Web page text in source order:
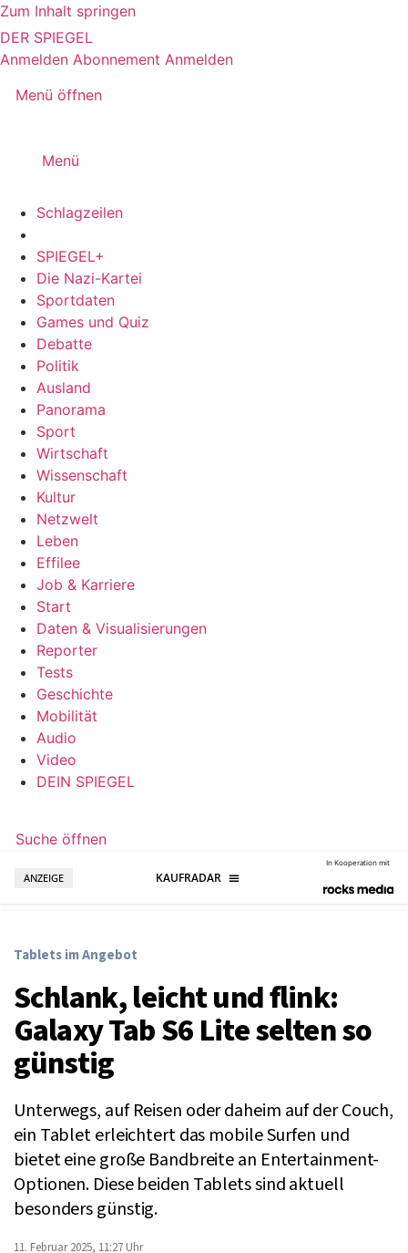
Zum Inhalt springen
DER SPIEGEL
Anmelden Abonnement Anmelden
Menü öffnen
Menü
Schlagzeilen
SPIEGEL+
Die Nazi-Kartei
Sportdaten
Games und Quiz
Debatte
Politik
Ausland
Panorama
Sport
Wirtschaft
Wissenschaft
Kultur
Netzwelt
Leben
Effilee
Job & Karriere
Start
Daten & Visualisierungen
Reporter
Tests
Geschichte
Mobilität
Audio
Video
DEIN SPIEGEL
Suche öffnen
ANZEIGE
In Kooperation mit
Tablets im Angebot
Schlank, leicht und flink:
Galaxy Tab S6 Lite selten so
günstig
Unterwegs, auf Reisen oder daheim auf der Couch,
ein Tablet erleichtert das mobile Surfen und
bietet eine große Bandbreite an Entertainment-
Optionen. Diese beiden Tablets sind aktuell
besonders günstig.
11. Februar 2025, 11:27 Uhr